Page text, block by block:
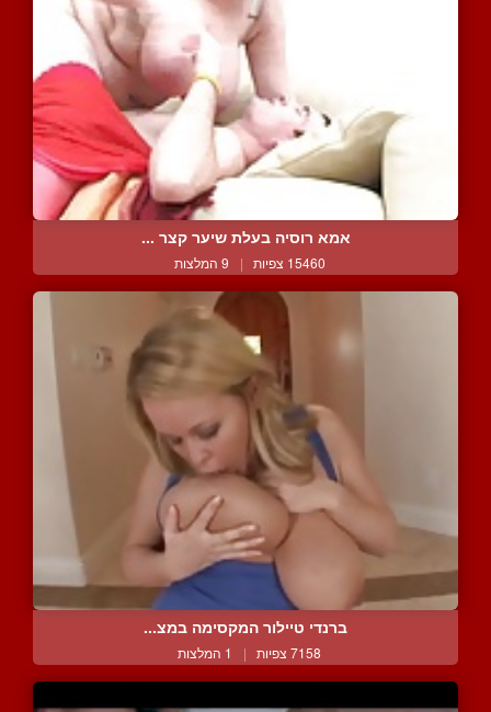
אמא רוסיה בעלת שיער קצר ...
15460 צפיות | 9 המלצות
ברנדי טיילור המקסימה במצ...
7158 צפיות | 1 המלצות